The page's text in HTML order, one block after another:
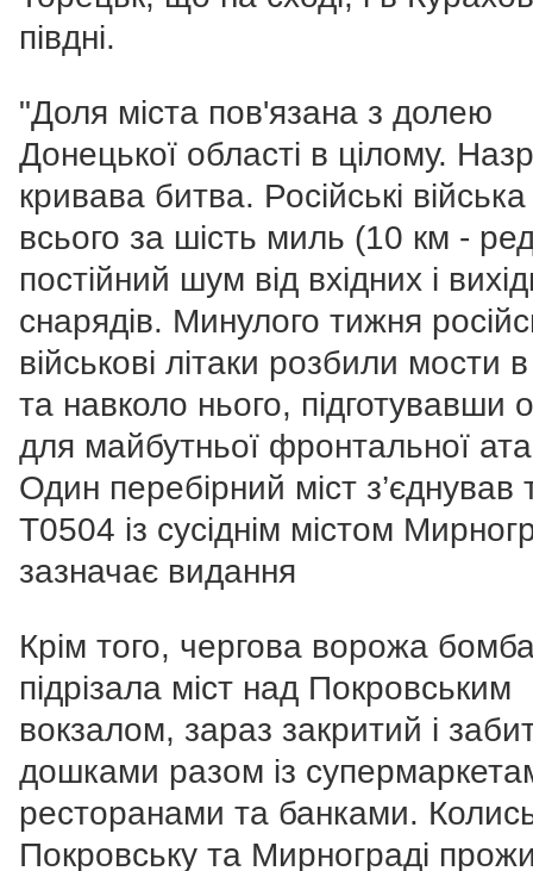
півдні.
"Доля міста пов'язана з долею
Донецької області в цілому.
кривава битва. Російські війська
всього за шість миль (10 км -
постійний шум від вхідних і
снарядів. Минулого тижня
військові літаки розбили мости в
та навколо нього, підготувавши
для майбутньої фронтальної
Один перебірний міст з’єднував
Т0504 із сусіднім містом
зазначає видання
Крім того, чергова ворожа
підрізала міст над Покровським
вокзалом, зараз закритий і
дошками разом із
ресторанами та банками.
Покровську та Мирнограді